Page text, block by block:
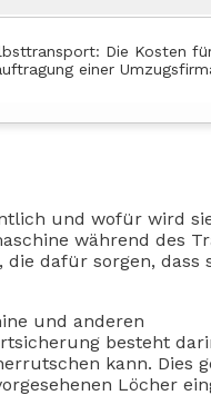
Die Kosten
einer
und wofür wird
während des
, die dafür sorgen, dass
und anderen
besteht
kann. Dies
Löcher